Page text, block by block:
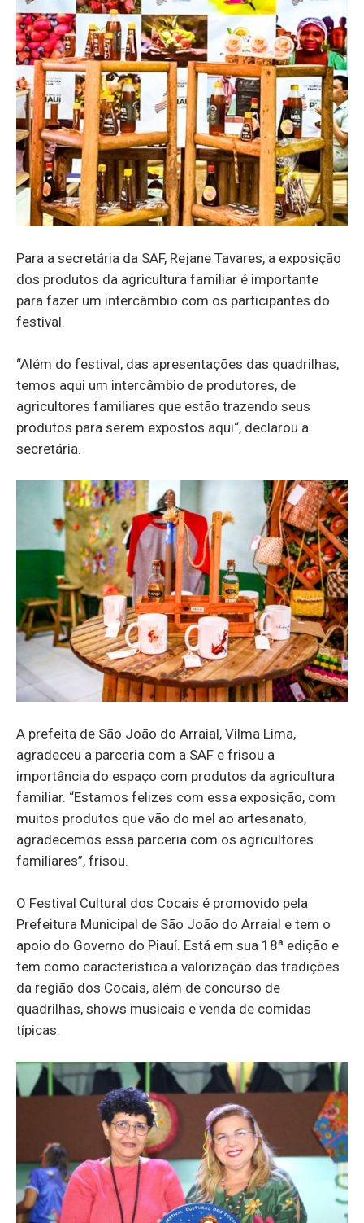
Para a secretária da SAF, Rejane Tavares, a exposição
dos produtos da agricultura familiar é importante
para fazer um intercâmbio com os participantes do
festival.
“Além do festival, das apresentações das quadrilhas,
temos aqui um intercâmbio de produtores, de
agricultores familiares que estão trazendo seus
produtos para serem expostos aqui“, declarou a
secretária.
A prefeita de São João do Arraial, Vilma Lima,
agradeceu a parceria com a SAF e frisou a
importância do espaço com produtos da agricultura
familiar. “Estamos felizes com essa exposição, com
muitos produtos que vão do mel ao artesanato,
agradecemos essa parceria com os agricultores
familiares”, frisou.
O Festival Cultural dos Cocais é promovido pela
Prefeitura Municipal de São João do Arraial e tem o
apoio do Governo do Piauí. Está em sua 18ª edição e
tem como característica a valorização das tradições
da região dos Cocais, além de concurso de
quadrilhas, shows musicais e venda de comidas
típicas.